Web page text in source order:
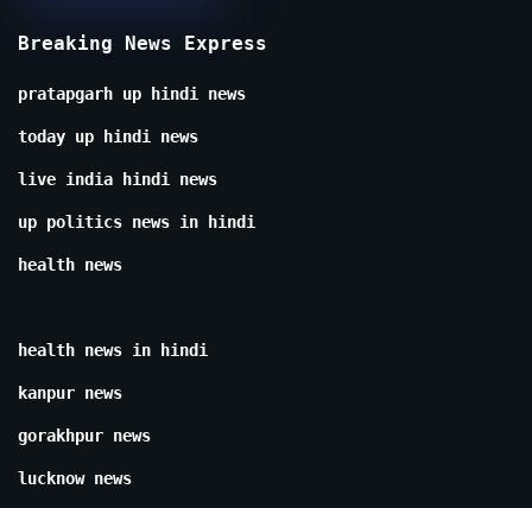
Breaking News Express
pratapgarh up hindi news
today up hindi news
live india hindi news
up politics news in hindi
health news
health news in hindi
kanpur news
gorakhpur news
lucknow news